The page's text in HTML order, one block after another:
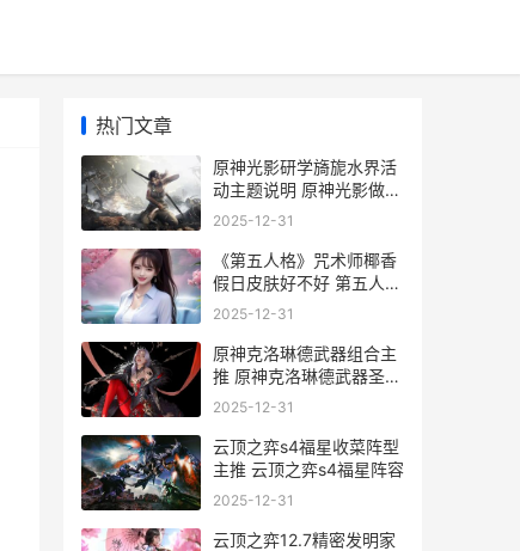
热门文章
原神光影研学旖旎水界活
动主题说明 原神光影做的
好吗
2025-12-31
《第五人格》咒术师椰香
假日皮肤好不好 第五人格
咒术师新皮肤
2025-12-31
原神克洛琳德武器组合主
推 原神克洛琳德武器圣遗
物
2025-12-31
云顶之弈s4福星收菜阵型
主推 云顶之弈s4福星阵容
2025-12-31
云顶之弈12.7精密发明家